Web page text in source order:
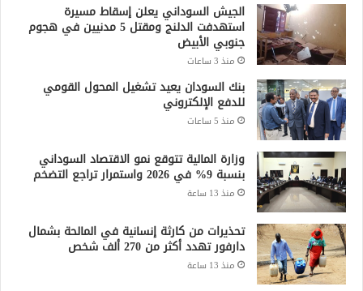
الجيش السوداني يعلن إسقاط مسيرة
استهدفت الدلنج ومقتل 5 مدنيين في هجوم
جنوبي الأبيض
منذ 3 ساعات
بنك السودان يعيد تشغيل المحول القومي
للدفع الإلكتروني
منذ 5 ساعات
وزارة المالية تتوقع نمو الاقتصاد السوداني
بنسبة 9% في 2026 واستمرار تراجع التضخم
منذ 13 ساعة
تحذيرات من كارثة إنسانية في المالحة بشمال
دارفور تهدد أكثر من 270 ألف شخص
منذ 13 ساعة